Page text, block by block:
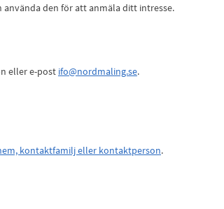
använda den för att anmäla ditt intresse.
eller e-post ifo@nordmaling.se.
kontaktfamilj eller kontaktperson.